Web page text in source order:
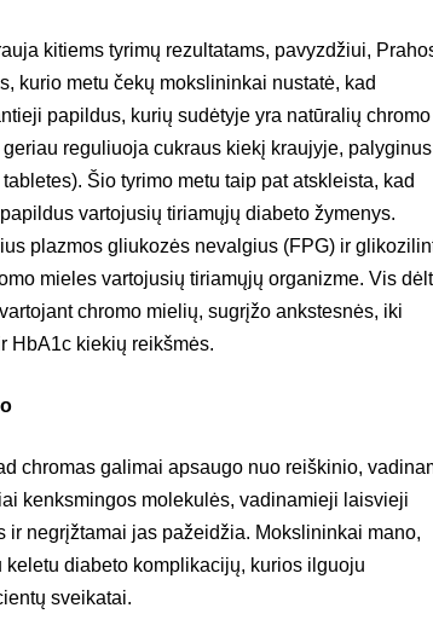
kitiems tyrimų rezultatams, pavyzdžiui,
kurio metu čekų mokslininkai nustatė, kad
papildus, kurių sudėtyje yra natūralių chromo
geriau reguliuoja cukraus kiekį kraujyje, palyginus
Šio tyrimo metu taip pat atskleista, kad
vartojusių tiriamųjų diabeto žymenys.
plazmos gliukozės nevalgius (FPG) ir
mieles vartojusių tiriamųjų organizme. Vis
chromo mielių, sugrįžo ankstesnės, iki
HbA1c kiekių reikšmės.
chromas galimai apsaugo nuo reiškinio,
kenksmingos molekulės, vadinamieji laisvieji
ir negrįžtamai jas pažeidžia. Mokslininkai mano,
diabeto komplikacijų, kurios ilguoju
sveikatai.